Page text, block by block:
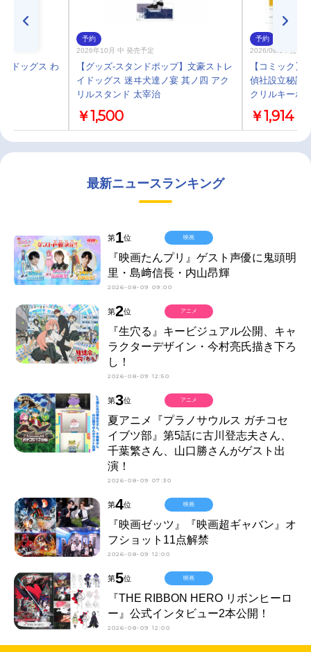
ドッグス わ
予約
2026年10月 中 発売予定
【グッズ-スタンドポップ】文豪ストレ
イドッグス 迷ヰ犬達ノ宴 其ノ四 アク
リルスタンド 太宰治
￥1,500
予約
2026/09/04 発売
【コミック】
偵社設立秘話
クリルキーホ
￥1,914
最新ニュースランキング
第1位
『映画たんプリ』ゲスト声優に鬼頭明
里・島﨑信長・内山昂輝
2026-08-09 09:00
映画
第2位
『生穴る』キービジュアル公開、キャ
ラクターデザイン・今村亮氏描き下ろ
し！
2026-08-09 12:50
アニメ
第3位
夏アニメ『プラノサウルス ガチコセ
イブツ部』第5話に古川登志夫さん、
千葉繁さん、山口勝さんがゲスト出
演！
2026-08-09 07:30
アニメ
第4位
『映画ゼッツ』『映画超ギャバン』オ
フショット11点解禁
2026-08-09 12:00
映画
第5位
『THE RIBBON HERO リボンヒーロ
ー』公式インタビュー2本公開！
2026-08-09 12:00
映画